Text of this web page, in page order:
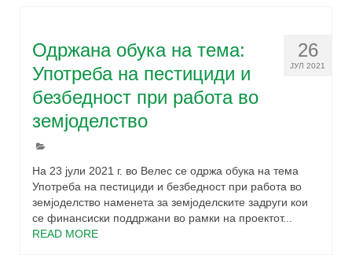
26
ЈУЛ 2021
Одржана обука на тема:
Употреба на пестициди и
безбедност при работа во
земјоделство
На 23 јули 2021 г. во Велес се одржа обука на тема
Употреба на пестициди и безбедност при работа во
земјоделство наменета за земјоделските задруги кои
се финансиски поддржани во рамки на проектот...
READ MORE